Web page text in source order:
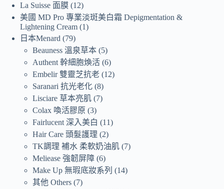
La Suisse 面膜 12
美國 MD Pro 專業淡斑美白霜 Depigmentation &
Lightening Cream 1
日本Menard
79
Beauness 溫泉草本 5
Authent 幹細胞煥活 6
Embelir 雙靈芝抗老 12
Saranari 抗光老化 8
Lisciare 草本亮肌 7
Colax 喚活膠原 3
Fairlucent 深入美白
11
Hair Care 頭髮護理
2
TK調理 補水 柔軟奶油肌 7
Meliease 強韌屏障 6
Make Up 無瑕底妝系列
14
其他 Others 7